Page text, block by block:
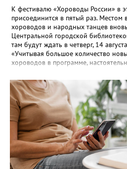
К фестивалю «Хороводы России» в
присоединится в пятый раз. Местом
хороводов и народных танцев
Центральной городской
там будут ждать в четверг, 14
«Учитывая большое количество
хороводов в программе,
(четверг) и 11 (вторник) августа в
сообщают организаторы. И
любую погоду! Если не на открытом
зале на 5-ом этаже». Праздники для
году будут объединены общим
народ, вставай в единый хоровод!».